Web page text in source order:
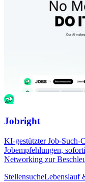
Jobright
KI-gestützter Job-Such-
Jobempfehlungen,
Networking zur
StellensucheLebenslauf